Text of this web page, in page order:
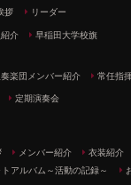
拶 リーダー
介
早稲田大学校旗
楽団メンバー紹介 常任指
定期演奏会
メンバー紹介
衣装紹介
トアルバム～活動の記録～